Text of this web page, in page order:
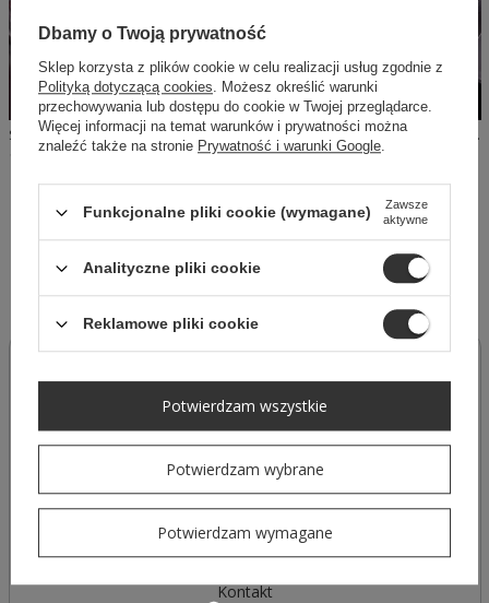
SHEILA - DAMSKI SWETER BEŻOWY Z LITERAMI 'HOT EMILY'
319,00 PLN
159,50 PLN
SHEILA - DAMSKI SWETER SZARY/ANTRACYT Z LITERAMI 'TELL LAURA'
319,00 PLN
159,50 PLN
Status zamówienia
Śledzenie przesyłki
Chcę zareklamować produkt
Chcę wymienić towar
Kontakt
Dbamy o Twoją prywatność
Sklep korzysta z plików cookie w celu realizacji usług zgodnie z
Polityką dotyczącą cookies. Możesz określić warunki
przechowywania lub dostępu do cookie w Twojej przeglądarce.
Więcej informacji na temat warunków i prywatności można
znaleźć także na stronie Prywatność i warunki Google.
Funkcjonalne pliki cookie (wymagane)
Zawsze
aktywne
Analityczne pliki cookie
Reklamowe pliki cookie
Potwierdzam wybrane
Potwierdzam wymagane
Potwierdzam wszystkie